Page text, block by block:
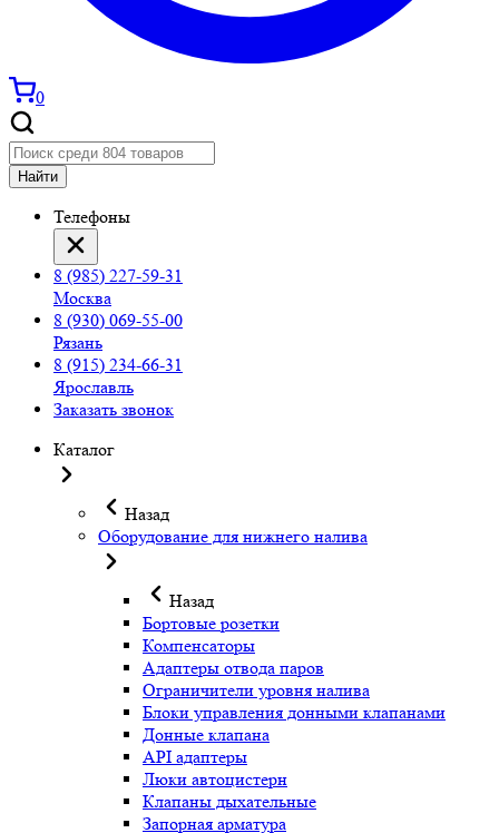
0
Найти
Телефоны
8 (985) 227-59-31
Москва
8 (930) 069-55-00
Рязань
8 (915) 234-66-31
Ярославль
Заказать звонок
Каталог
Назад
Оборудование для нижнего налива
Назад
Бортовые розетки
Компенсаторы
Адаптеры отвода паров
Ограничители уровня налива
Блоки управления донными клапанами
Донные клапана
API адаптеры
Люки автоцистерн
Клапаны дыхательные
Запорная арматура